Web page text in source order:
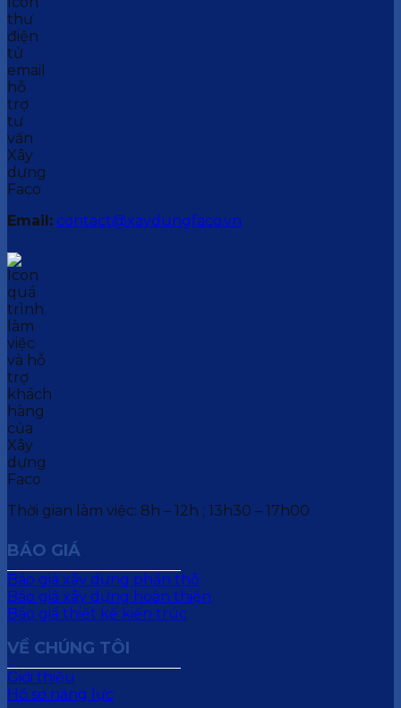
Email: contact@xaydungfaco.vn
Thời gian làm việc: 8h – 12h ; 13h30 – 17h00
BÁO GIÁ
Báo giá xây dựng phần thô
Báo giá xây dựng hoàn thiện
Báo giá thiết kế kiến trúc
VỀ CHÚNG TÔI
Giới thiệu
Hồ sơ năng lực